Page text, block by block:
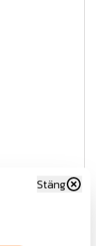
Stäng